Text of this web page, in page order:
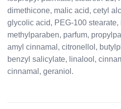
dimethicone, malic acid, cetyl
glycolic acid, PEG-100
methylparaben, parfum,
amyl cinnamal, citronellol,
benzyl salicylate, linalool,
cinnamal, geraniol.